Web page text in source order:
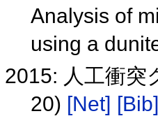
Analysis of
using a
2015: 人工衝突
20) [Net] [Bib]